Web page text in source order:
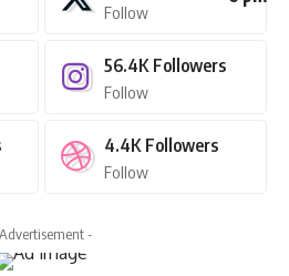
Follow
56.4K Followers
Follow
4.4K Followers
Follow
-